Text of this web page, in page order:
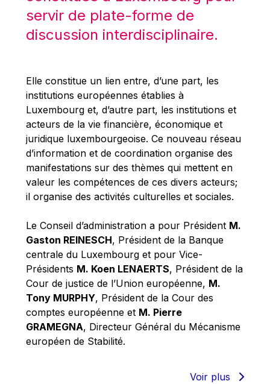
Martin Bailey
Martine Reicherts
Michael Sohlman
Michel Goedert
Mireille Delmas-Marty
Nobuo Tanaka
Otmar Issing
Paolo Mengozzi
Paschal Donohoe
Pat Cox
Patrizia Nanz
Philippe Maystadt
Pierre Gramegna
Richard Pelly
Robert Goebbels
Robert REYNDERS
servir de plate-forme de
discussion interdisciplinaire.
Elle constitue un lien entre, d’une part, les
institutions européennes établies à
Luxembourg et, d’autre part, les institutions et
acteurs de la vie financière, économique et
juridique luxembourgeoise. Ce nouveau réseau
d’information et de coordination organise des
manifestations sur des thèmes qui mettent en
valeur les compétences de ces divers acteurs;
il organise des activités culturelles et sociales.
Le Conseil d’administration a pour Président M.
Gaston REINESCH, Président de la Banque
centrale du Luxembourg et pour Vice-
Présidents M. Koen LENAERTS, Président de la
Cour de justice de l’Union européenne, M.
Tony MURPHY, Président de la Cour des
comptes européenne et M. Pierre
GRAMEGNA, Directeur Général du Mécanisme
européen de Stabilité.
Voir plus